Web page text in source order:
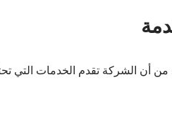
أن الشركة تقدم الخدمات التي